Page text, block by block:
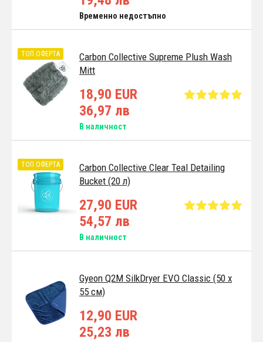
Временно недостъпно
Carbon Collective Supreme Plush Wash
Mitt
ТОП ОФЕРТА
18,90 EUR
36,97 лв
В наличност
Carbon Collective Clear Teal Detailing
Bucket (20 л)
ТОП ОФЕРТА
27,90 EUR
54,57 лв
В наличност
Gyeon Q2M SilkDryer EVO Classic (50 x
55 см)
12,90 EUR
25,23 лв